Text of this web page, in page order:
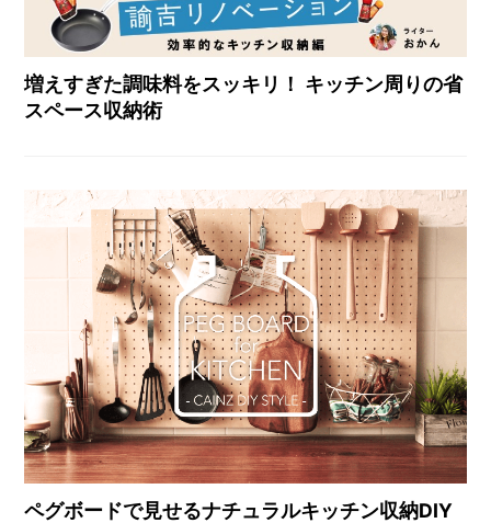
増えすぎた調味料をスッキリ！ キッチン周りの省
スペース収納術
ペグボードで見せるナチュラルキッチン収納DIY